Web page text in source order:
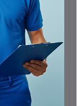
سعة التخزين
الداخلية
الشاشة
معدل تحديث
الشاشة
سطوع الشاشة